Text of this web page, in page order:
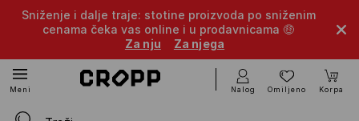
Sniženje i dalje traje: stotine proizvoda po sniženim
cenama čeka vas online i u prodavnicama 🤑
Za nju
Za njega
Meni Nalog Omiljeno Korpa